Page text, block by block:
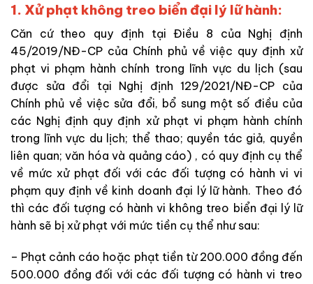
1. Xử phạt không treo biển đại lý lữ hành:
Căn cứ theo quy định tại Điều 8 của Nghị định
45/2019/NĐ-CP của Chính phủ về việc quy định xử
phạt vi phạm hành chính trong lĩnh vực du lịch (sau
được sửa đổi tại Nghị định 129/2021/NĐ-CP của
Chính phủ về việc sửa đổi, bổ sung một số điều của
các Nghị định quy định xử phạt vi phạm hành chính
trong lĩnh vực du lịch; thể thao; quyền tác giả, quyền
liên quan; văn hóa và quảng cáo) , có quy định cụ thể
về mức xử phạt đối với các đối tượng có hành vi vi
phạm quy định về kinh doanh đại lý lữ hành. Theo đó
thì các đối tượng có hành vi không treo biển đại lý lữ
hành sẽ bị xử phạt với mức tiền cụ thể như sau:
– Phạt cảnh cáo hoặc phạt tiền từ 200.000 đồng đến
500.000 đồng đối với các đối tượng có hành vi treo